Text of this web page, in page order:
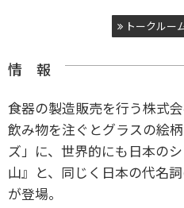
トークルー
情 報
食器の製造販売を行う株式
飲み物を注ぐとグラスの絵
ズ」に、世界的にも日本の
山』と、同じく日本の代名
が登場。